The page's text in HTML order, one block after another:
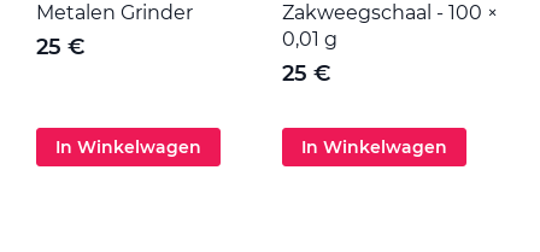
Metalen Grinder
25 €
In Winkelwagen
Zakweegschaal - 100 ×
0,01 g
25 €
In Winkelwagen